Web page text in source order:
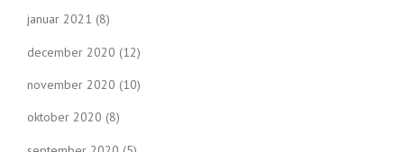
januar 2021 (8)
december 2020 (12)
november 2020 (10)
oktober 2020 (8)